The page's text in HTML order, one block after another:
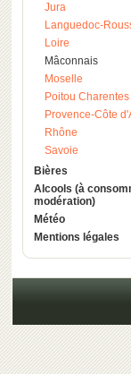
Jura
Languedoc-
Loire
Mâconnais
Moselle
Poitou Charentes
Provence-Côte
Rhône
Savoie
Bières
Alcools (à
modération)
Météo
Mentions légales